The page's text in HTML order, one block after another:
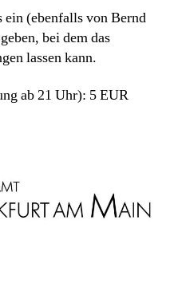
(ebenfalls von Bernd
bei dem das
lassen kann.
ab 21 Uhr): 5 EUR